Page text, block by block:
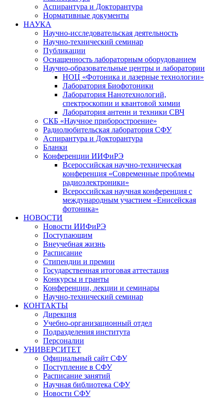
Аспирантура и Докторантура
Нормативные документы
НАУКА
Научно-исследовательская деятельность
Научно-технический семинар
Публикации
Оснащенность лабораторным оборудованием
Научно-образовательные центры и лаборатории
НОЦ «Фотоника и лазерные технологии»
Лаборатория Биофотоники
Лаборатория Нанотехнологий,
спектроскопии и квантовой химии
Лаборатория антенн и техники СВЧ
СКБ «Научное приборостроение»
Радиолюбительская лаборатория СФУ
Аспирантура и Докторантура
Бланки
Конференции ИИФиРЭ
Всероссийская научно-техническая
конференция «Современные проблемы
радиоэлектроники»
Всероссийская научная конференция с
международным участием «Енисейская
фотоника»
НОВОСТИ
Новости ИИФиРЭ
Поступающим
Внеучебная жизнь
Расписание
Стипендии и премии
Государственная итоговая аттестация
Конкурсы и гранты
Конференции, лекции и семинары
Научно-технический семинар
КОНТАКТЫ
Дирекция
Учебно-организационный отдел
Подразделения института
Персоналии
УНИВЕРСИТЕТ
Официальный сайт СФУ
Поступление в СФУ
Расписание занятий
Научная библиотека СФУ
Новости СФУ